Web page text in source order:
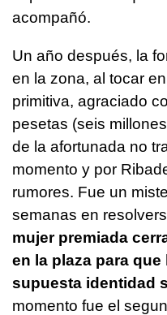
acompañó.
Un año después, la
en la zona, al tocar
primitiva, agraciado
pesetas (seis
de la afortunada no
momento y por
rumores. Fue un
semanas en
mujer premiada
en la plaza para
supuesta identidad
momento fue el